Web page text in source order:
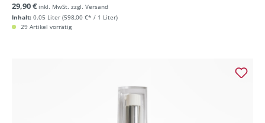
Inhalt: 0.05 Liter (598,00 €* / 1 Liter)
29,90 € inkl. MwSt. zzgl. Versand
29 Artikel vorrätig